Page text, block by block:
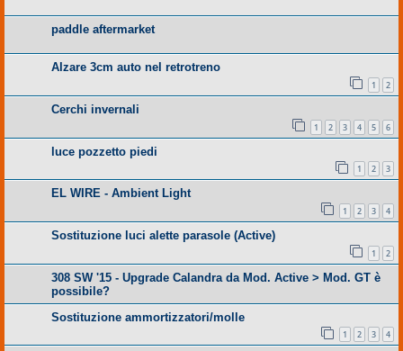
paddle aftermarket
Alzare 3cm auto nel retrotreno
1 2
Cerchi invernali
1 2 3 4 5 6
luce pozzetto piedi
1 2 3
EL WIRE - Ambient Light
1 2 3 4
Sostituzione luci alette parasole (Active)
1 2
308 SW '15 - Upgrade Calandra da Mod. Active > Mod. GT è
possibile?
Sostituzione ammortizzatori/molle
1 2 3 4